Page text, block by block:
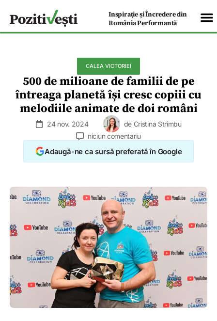
Inspirație și Încredere din
România Performantă
CALEA VICTORIEI
500 de milioane de familii de pe
întreaga planetă își cresc copiii cu
melodiile animate de doi români
24 nov. 2024 de Cristina Strîmbu
niciun comentariu
Adaugă-ne ca sursă preferată în Google